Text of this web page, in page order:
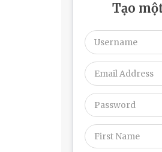
Tạo